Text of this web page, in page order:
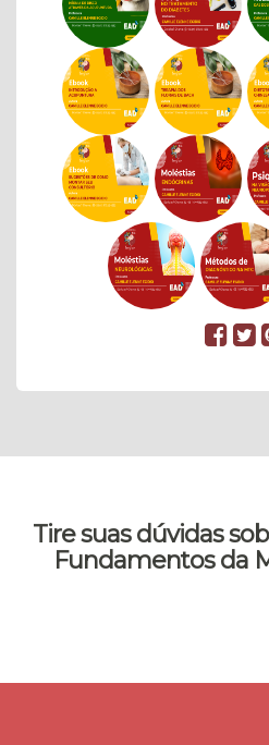
Tire suas dúvidas
Fundamentos da